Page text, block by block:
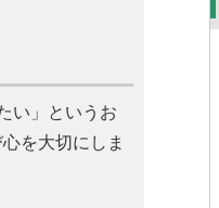
い
というお
を大切にしま